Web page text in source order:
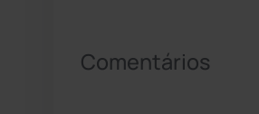
Comentários